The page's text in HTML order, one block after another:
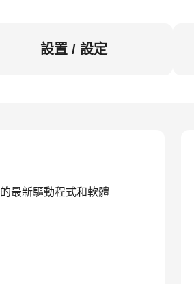
設置 / 設定
最新驅動程式和軟體